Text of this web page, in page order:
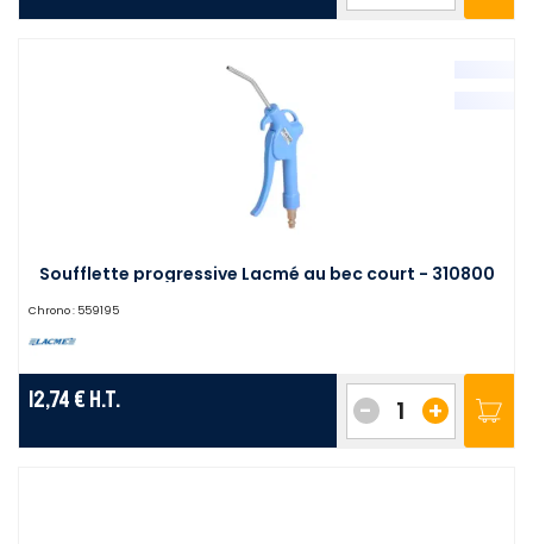
Soufflette progressive Lacmé au bec court - 310800
Chrono : 559195
12,74 € H.T. +
-